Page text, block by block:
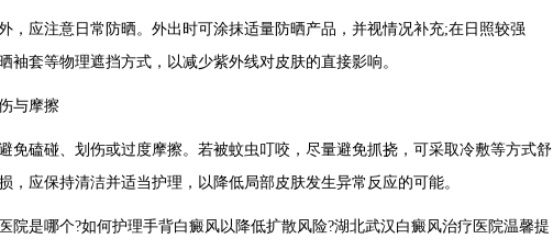
应注意日常防晒。外出时可涂抹适量防晒产品，并视情况补充;在日照较强
袖套等物理遮挡方式，以减少紫外线对皮肤的直接影响。
与摩擦
磕碰、划伤或过度摩擦。若被蚊虫叮咬，尽量避免抓挠，可采取冷敷等方式舒
，应保持清洁并适当护理，以降低局部皮肤发生异常反应的可能。
是哪个?如何护理手背白癜风以降低扩散风险?湖北武汉白癜风治疗医院温馨提